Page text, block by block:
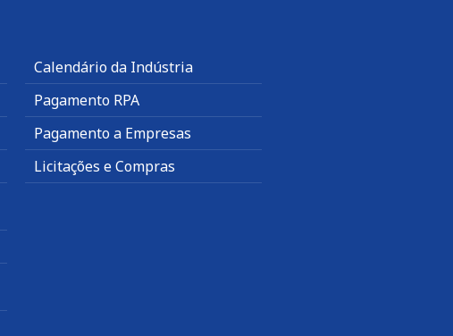
Calendário da Indústria
Pagamento RPA
Pagamento a Empresas
Licitações e Compras